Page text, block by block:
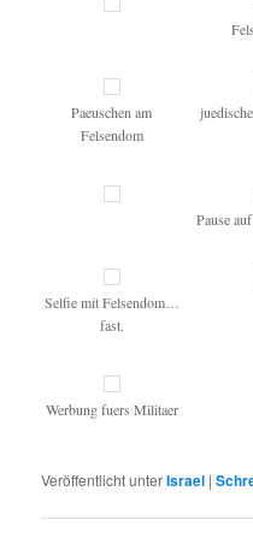
Paeuschen am
Felsendom
Pause
Selfie mit Felsendom…
fast.
Werbung fuers Militaer
Veröffentlicht unterIsrael |